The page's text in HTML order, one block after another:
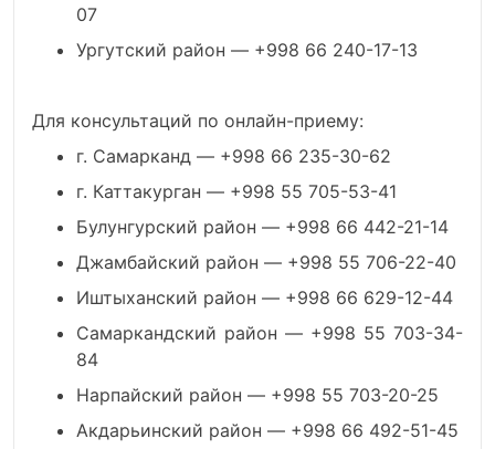
07
Ургутский район — +998 66 240-17-13
Для консультаций по онлайн-приему:
г. Самарканд — +998 66 235-30-62
г. Каттакурган — +998 55 705-53-41
Булунгурский район — +998 66 442-21-14
Джамбайский район — +998 55 706-22-40
Иштыханский район — +998 66 629-12-44
Самаркандский район — +998 55 703-34-
84
Нарпайский район — +998 55 703-20-25
Акдарьинский район — +998 66 492-51-45